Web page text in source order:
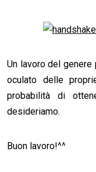
Un lavoro del genere
oculato delle
probabilità di
desideriamo.
Buon lavoro!^^